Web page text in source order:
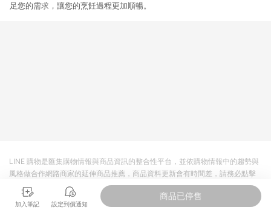
足您的需求，讓您的烹飪過程更加順暢。
加入筆記 設定到價通知
商品已停售
LINE 購物是匯集購物情報與商品資訊的整合性平台，並依購物情報中的趨勢與
風格做合作網路商家的延伸商品推薦，商品資料更新會有時間差，請務必點擊
商品至各合作網路商家，確認現售價與購物條件，一切資訊以合作廠商網頁為
準。